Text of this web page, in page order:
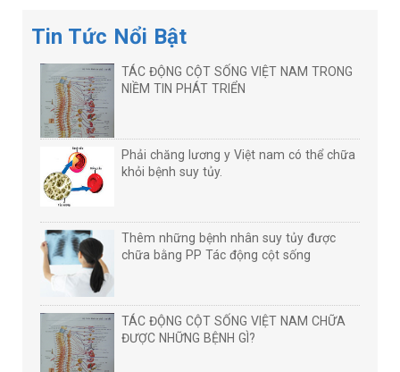
Tin Tức Nổi Bật
TÁC ĐỘNG CỘT SỐNG VIỆT NAM TRONG
NIỀM TIN PHÁT TRIỂN
Phải chăng lương y Việt nam có thể chữa
khỏi bệnh suy tủy.
Thêm những bệnh nhân suy tủy được
chữa bằng PP Tác động cột sống
TÁC ĐỘNG CỘT SỐNG VIỆT NAM CHỮA
ĐƯỢC NHỮNG BỆNH GÌ?